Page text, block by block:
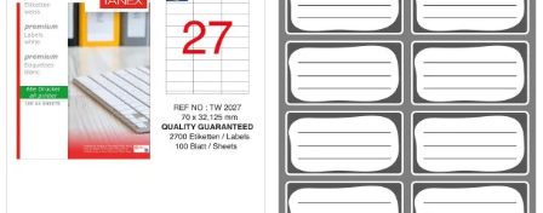
900 TL Üzeri Kargo Ücretsiz